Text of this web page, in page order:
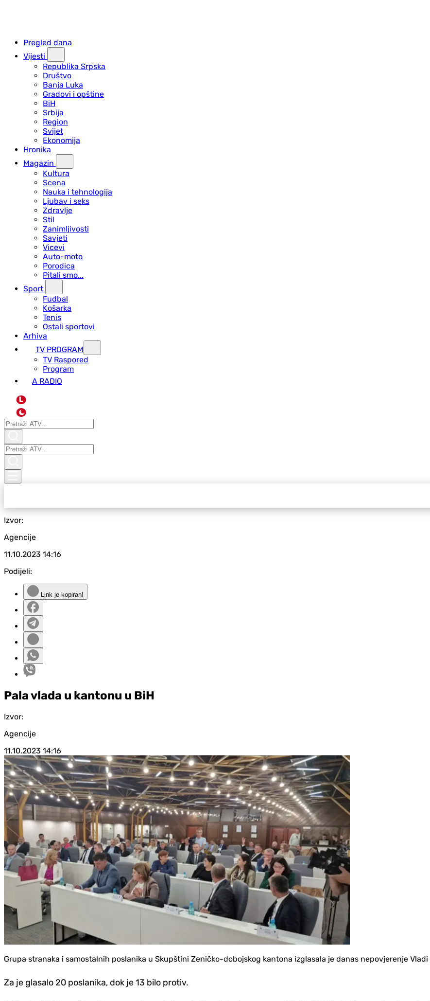
Pregled dana
Vijesti
Republika Srpska
Društvo
Banja Luka
Gradovi i opštine
BiH
Srbija
Region
Svijet
Ekonomija
Hronika
Magazin
Kultura
Scena
Nauka i tehnologija
Ljubav i seks
Zdravlje
Stil
Zanimljivosti
Savjeti
Vicevi
Auto-moto
Porodica
Pitali smo...
Sport
Fudbal
Košarka
Tenis
Ostali sportovi
Arhiva
TV PROGRAM
ТV Raspored
Program
A RADIO
L
Izvor:
Agencije
11.10.2023 14:16
Podijeli:
Link je kopiran!
Pala vlada u kantonu u BiH
Izvor:
Agencije
11.10.2023 14:16
Grupa stranaka i samostalnih poslanika u Skupštini Zeničko-dobojskog kantona izglasala je danas nepovjerenje
Za je glasalo 20 poslanika, dok je 13 bilo protiv.